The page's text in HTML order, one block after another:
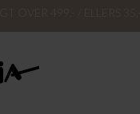
OVER 499,- / ELLERS 35,-